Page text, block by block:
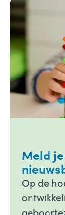
Meld
Op de